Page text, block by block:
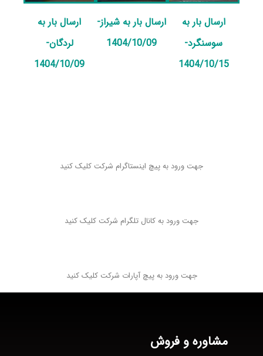
ارسال بار به
لردگان-
1404/10/09
ارسال بار به شیراز-
1404/10/09
ارسال بار به
سوسنگرد-
1404/10/15
جهت ورود به پیچ اینستاگرام شرکت کلیک کنید
جهت ورود به کانال تلگرام شرکت کلیک کنید
جهت ورود به پیچ آپارات شرکت کلیک کنید
مشاوره و فروش